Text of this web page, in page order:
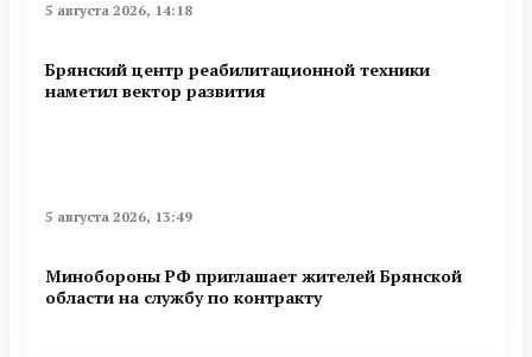
5 августа 2026, 14:18
Брянский центр реабилитационной техники
наметил вектор развития
5 августа 2026, 13:49
Минобoроны РФ приглaшaет житeлeй Брянской
области на службу по контракту